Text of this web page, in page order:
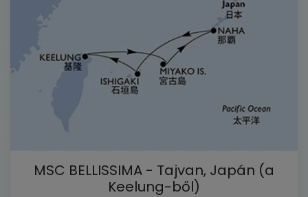
MSC BELLISSIMA - Tajvan, Japán (a
Keelung-ből)